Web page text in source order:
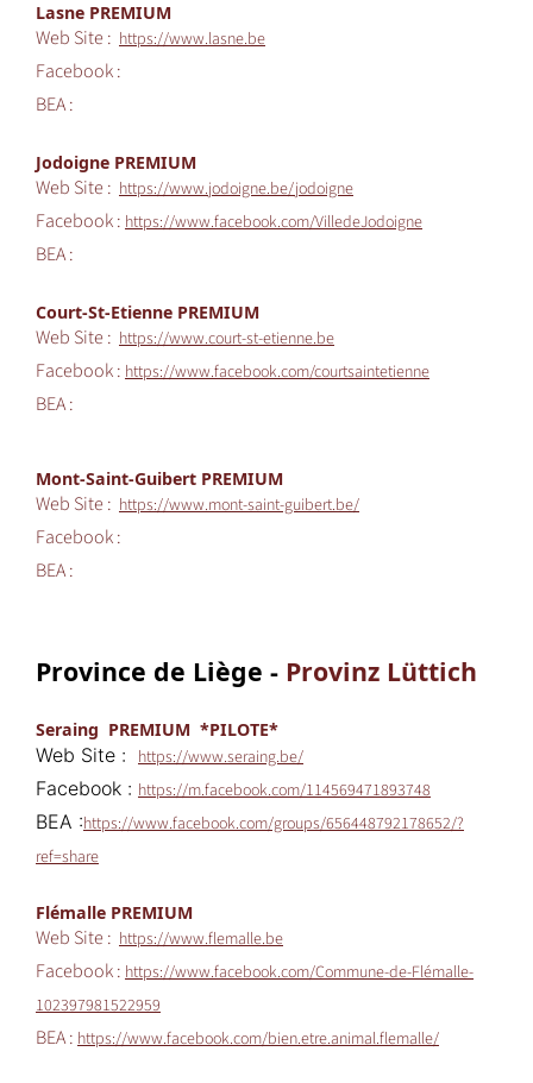
Lasne PREMIUM
Web Site : https://www.lasne.be
Facebook :
BEA :
Jodoigne PREMIUM
Web Site : https://www.jodoigne.be/jodoigne
Facebook :https://www.facebook.com/VilledeJodoigne
BEA :
Court-St-Etienne PREMIUM
Web Site : https://www.court-st-etienne.be
Facebook :https://www.facebook.com/courtsaintetienne
BEA :
Mont-Saint-Guibert PREMIUM
Web Site : https://www.mont-saint-guibert.be/
Facebook :
BEA :
Province de Liège - Provinz Lüttich
Seraing PREMIUM *PILOTE*
Web Site : https://www.seraing.be/
Facebook : https://m.facebook.com/114569471893748
BEA :https://www.facebook.com/groups/656448792178652/?
ref=share
Flémalle PREMIUM
Web Site : https://www.flemalle.be
Facebook :https://www.facebook.com/Commune-de-Flémalle-
102397981522959
BEA :https://www.facebook.com/bien.etre.animal.flemalle/